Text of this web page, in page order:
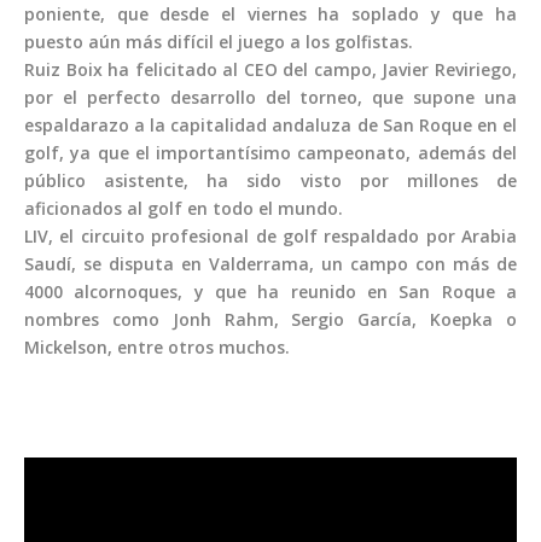
poniente, que desde el viernes ha soplado y que ha
puesto aún más difícil el juego a los golfistas.
Ruiz Boix ha felicitado al CEO del campo, Javier Reviriego,
por el perfecto desarrollo del torneo, que supone una
espaldarazo a la capitalidad andaluza de San Roque en el
golf, ya que el importantísimo campeonato, además del
público asistente, ha sido visto por millones de
aficionados al golf en todo el mundo.
LIV, el circuito profesional de golf respaldado por Arabia
Saudí, se disputa en Valderrama, un campo con más de
4000 alcornoques, y que ha reunido en San Roque a
nombres como Jonh Rahm, Sergio García, Koepka o
Mickelson, entre otros muchos.